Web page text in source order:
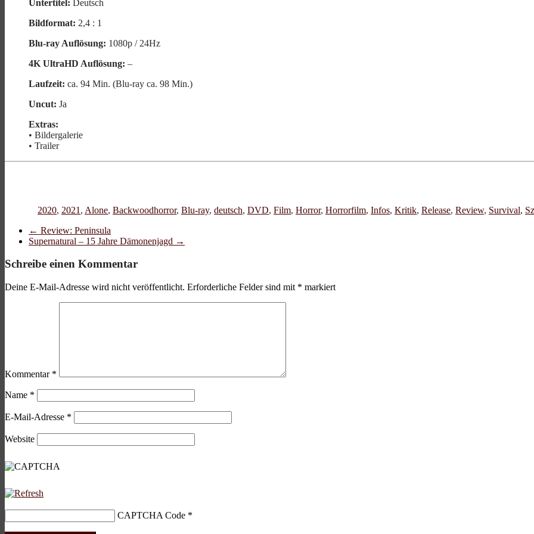
Untertitel: Deutsch
Bildformat: 2,4 : 1
Blu-ray Auflösung: 1080p / 24Hz
4K UltraHD Auflösung: –
Laufzeit: ca. 94 Min. (Blu-ray ca. 98 Min.)
Uncut: Ja
Extras:
• Bildergalerie
• Trailer
2020, 2021 , Alone, Backwoodhorror, Blu-ray, deutsch, DVD, Film, Horror, Horrorfilm, Infos, Kritik, Release, Review, Survival,
← Review: Peninsula
Supernatural – 15 Jahre Dämonenjagd →
Schreibe einen Kommentar
Deine E-Mail-Adresse wird nicht veröffentlicht. Erforderliche Felder sind mit * markiert
Kommentar *
Name *
E-Mail-Adresse *
Website
CAPTCHA Code *